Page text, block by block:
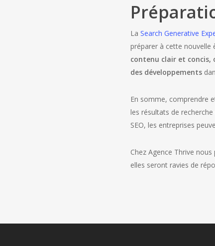
LaSearch Generative
préparer à cette nouvelle
contenu clair et concis,
des développements
En somme, comprendre
les résultats de
SEO, les entreprises
Chez Agence Thrive
elles seront ravies de